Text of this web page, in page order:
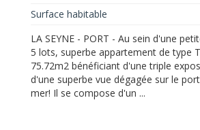
Surface habitable
LA SEYNE - PORT - Au sein d'une
5 lots, superbe appartement de type
75.72m2 bénéficiant d'une triple
d'une superbe vue dégagée sur le
mer! Il se compose d'un ...